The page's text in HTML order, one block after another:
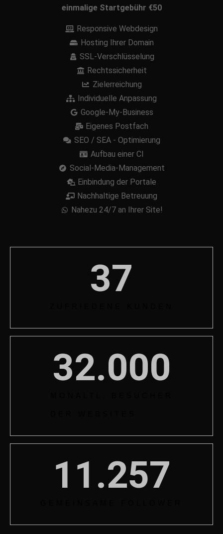
einmalige Startgebühr €50
Responsive Webdesign
Hosting Ihrer Domain
SSL-Verschlüsselung
Rechtssicherheit
Zielerreichung
Individuelle Anpassung
Google-My-Business
Eigenes Postfach
SEO / SEA - Optimierung
Aufbau einer CI
Social-Media-Management
Einbindung der Portale
Nachhaltige Betreuung
Nahezu 24/7 an Ihrer Site!
37
32.000
11.257